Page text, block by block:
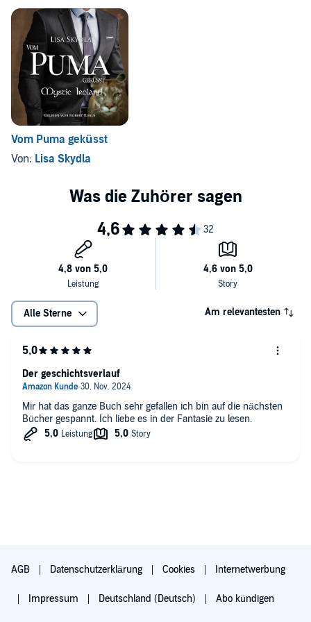
Vom Puma geküsst
Von: Lisa Skydla
Alle Sterne Am relevantesten
Mir hat das ganze Buch sehr gefallen ich bin auf die nächsten
Bücher gespannt. Ich liebe es in der Fantasie zu lesen.
Der geschichtsverlauf
AGB Datenschutzerklärung Cookies Internetwerbung
Impressum Deutschland (Deutsch) Abo kündigen